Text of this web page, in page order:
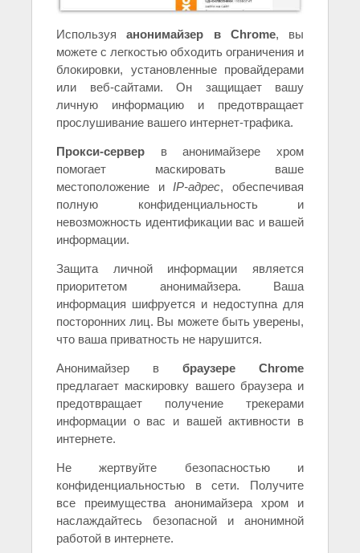
Используяанонимайзер в Chrome, вы
можете с легкостью обходить ограничения и
блокировки, установленные провайдерами
или веб-сайтами. Он защищает вашу
личную информацию и предотвращает
прослушивание вашего интернет-трафика.
Прокси-сервер в анонимайзере хром
помогает маскировать ваше
местоположение и IP-адрес, обеспечивая
полную конфиденциальность и
невозможность идентификации вас и вашей
информации.
Защита личной информации является
приоритетом анонимайзера. Ваша
информация шифруется и недоступна для
посторонних лиц. Вы можете быть уверены,
что ваша приватность не нарушится.
Анонимайзер в браузере Chrome
предлагает маскировку вашего браузера и
предотвращает получение трекерами
информации о вас и вашей активности в
интернете.
Не жертвуйте безопасностью и
конфиденциальностью в сети. Получите
все преимущества анонимайзера хром и
наслаждайтесь безопасной и анонимной
работой в интернете.